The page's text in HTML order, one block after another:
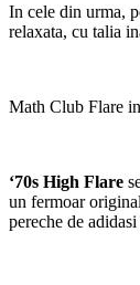
In cele din urma,
relaxata, cu talia
Math Club Flare
‘70s High Flare
un fermoar
pereche de